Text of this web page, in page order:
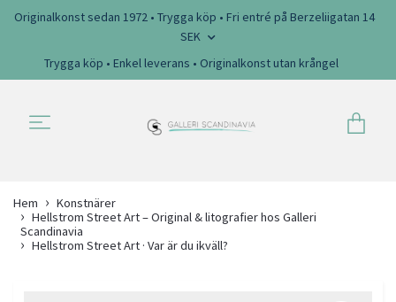
Originalkonst sedan 1972 • Trygga köp • Fri entré på Berzeliigatan 14
SEK
Trygga köp • Enkel leverans • Originalkonst utan krångel
Hem
Konstnärer
Hellstrom Street Art – Original & litografier hos Galleri
Scandinavia
Hellstrom Street Art · Var är du ikväll?